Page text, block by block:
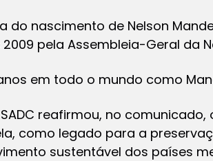
do nascimento de Nelson
pela Assembleia-Geral da
em todo o mundo como
reafirmou, no
como legado para a
sustentável dos países